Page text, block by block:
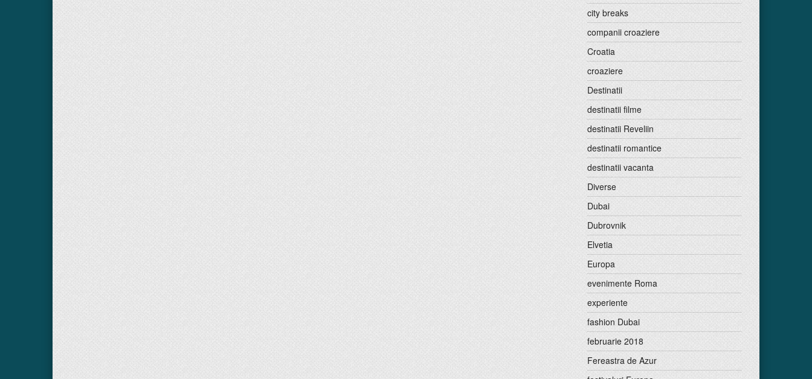
city breaks
companii croaziere
Croatia
croaziere
Destinatii
destinatii filme
destinatii Reveliin
destinatii romantice
destinatii vacanta
Diverse
Dubai
Dubrovnik
Elvetia
Europa
evenimente Roma
experiente
fashion Dubai
februarie 2018
Fereastra de Azur